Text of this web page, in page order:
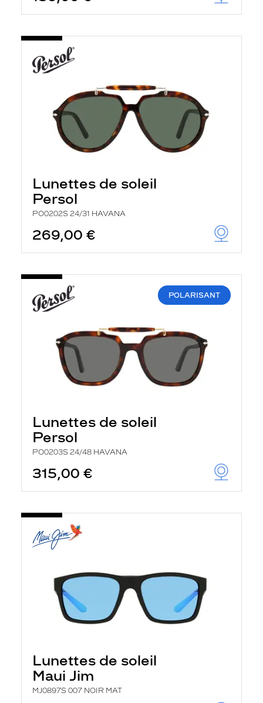
Lunettes de soleil
Persol
PO0202S 24/31 HAVANA
269,00 €
POLARISANT
Lunettes de soleil
Persol
PO0203S 24/48 HAVANA
315,00 €
Lunettes de soleil
Maui Jim
MJ0897S 007 NOIR MAT